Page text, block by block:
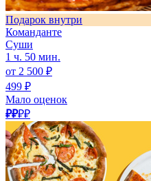
Подарок внутри
Команданте
Суши
1 ч. 50 мин.
от 2 500 ₽
499 ₽
Мало оценок
₽₽₽₽